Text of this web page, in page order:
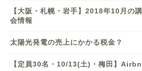
【大阪・札幌・岩手】2018年10月の
会情報
太陽光発電の売上にかかる税金？
【定員30名・10/13(土)・梅田】